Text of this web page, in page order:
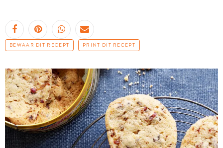
BEWAAR DIT RECEPT PRINT DIT RECEPT